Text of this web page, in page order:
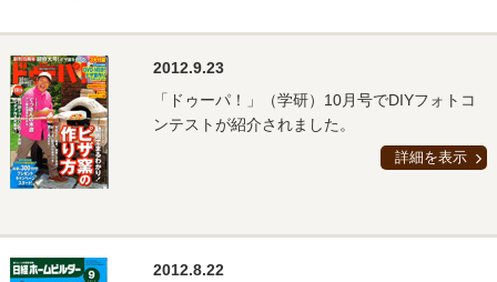
2012.9.23
「ドゥーパ！」（学研）10月号でDIYフォトコ
ンテストが紹介されました。
詳細を表示
2012.8.22